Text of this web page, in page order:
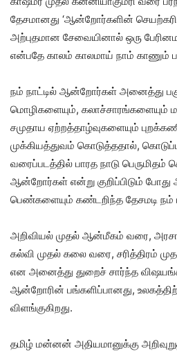
தேசமானது ‘ஆன்றோர்களின்
அற்புதமான சேவையினால் ஒரு
என்பதே காலம் காலமாய் நாம் காணும்
நம் நாட்டில் ஆன்றோர்கள் அனைத்து
மொழிகளையும், கலாச்சாரங்களையும்
சமுதாய ஏற்றத்தாழ்வுகளையும்
முக்கியத்துவம் கொடுத்ததால்,
வரைப்படத்தில் பாரத நாடு பெருமிதம்
ஆன்றோர்கள் என்று குறிப்பிடும்
பெண்களையும் கண்டறிந்த தேசமடி
அறிவியல் முதல் ஆன்மீகம் வரை,
கல்வி முதல் கலை வரை, சரித்திரம்
என அனைத்து துறைச் சார்ந்த
ஆன்றோரின் பங்களிப்பானது,
விளங்குகிறது.
தமிழ் மன்னன் அதியமானுக்கு